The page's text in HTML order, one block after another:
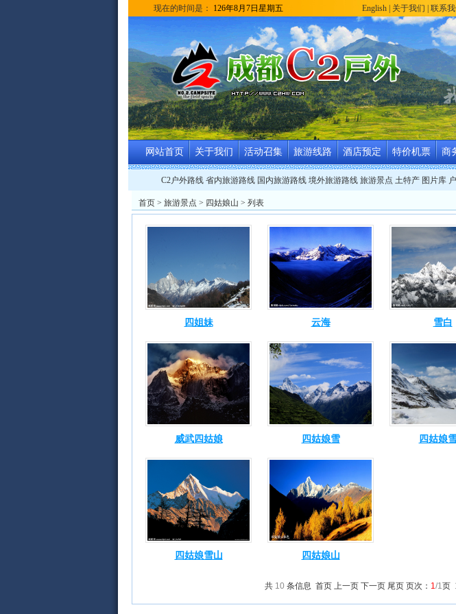
现在的时间是： 126年8月7日星期五 English 关于我们 联系
网站首页 关于我们 活动召集 旅游线路 酒店预定 特价机票 商
C2户外路线 省内旅游路线 国内旅游路线 境外旅游路线 旅游景点 土特产 图片库
首页 > 旅游景点 > 四姑娘山 > 列表
四姐妹 云海 雪白
威武四姑娘 四姑娘雪 四姑娘
四姑娘雪山 四姑娘山
共 10 条信息 首页 上一页 下一页 尾页 页次： 1/1页